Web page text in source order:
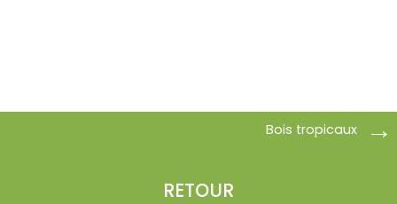
RETOUR
Bois tropicaux